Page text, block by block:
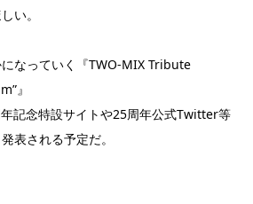
い。
なっていく『TWO-MIX Tribute
』
記念特設サイトや25周年公式Twitter等
表される予定だ。